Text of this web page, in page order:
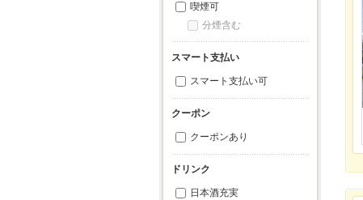
喫煙可
分煙含む
スマート支払い
スマート支払い可
クーポン
クーポンあり
ドリンク
日本酒充実